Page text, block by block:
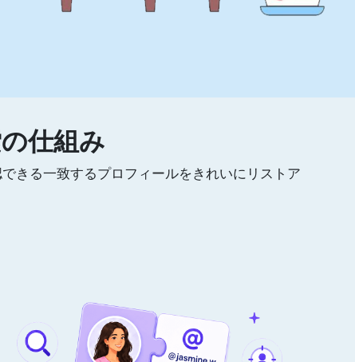
仕組み
きる一致するプロフィールをきれいにリストア